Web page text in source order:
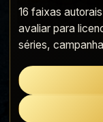
16 faixas
avaliar para
séries,